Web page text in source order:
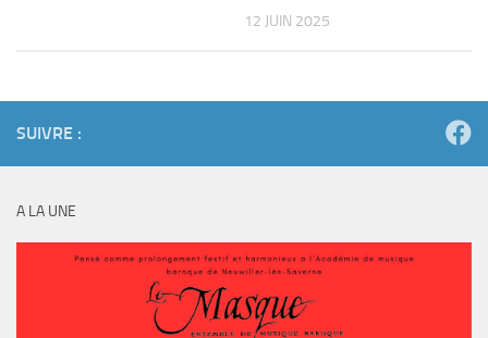
12 JUIN 2025
SUIVRE :
A LA UNE